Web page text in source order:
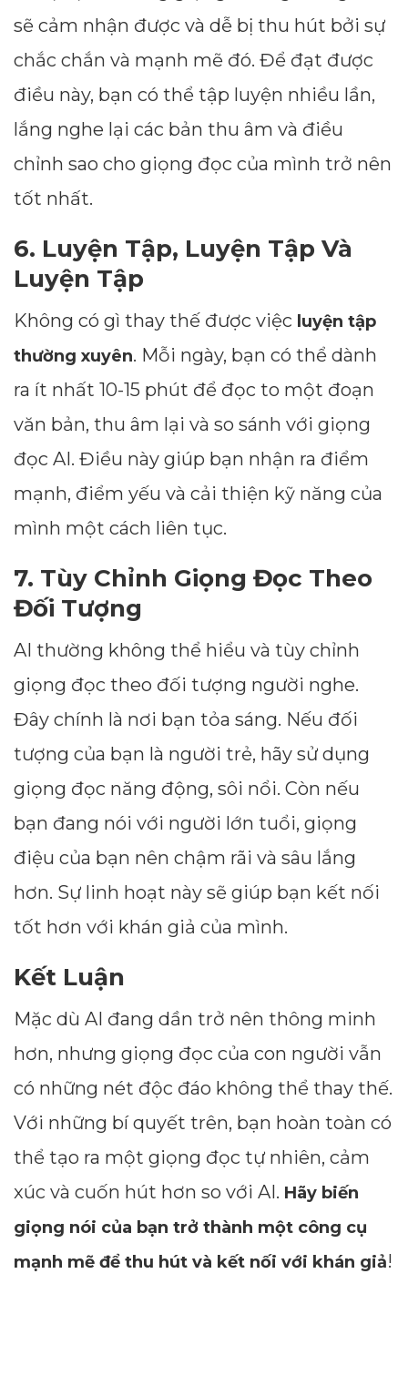
sẽ cảm nhận được và dễ bị thu hút bởi sự
chắc chắn và mạnh mẽ đó. Để đạt được
điều này, bạn có thể tập luyện nhiều lần,
lắng nghe lại các bản thu âm và điều
chỉnh sao cho giọng đọc của mình trở nên
tốt nhất.
6. Luyện Tập, Luyện Tập Và
Luyện Tập
Không có gì thay thế được việc luyện tập
thường xuyên. Mỗi ngày, bạn có thể dành
ra ít nhất 10-15 phút để đọc to một đoạn
văn bản, thu âm lại và so sánh với giọng
đọc AI. Điều này giúp bạn nhận ra điểm
mạnh, điểm yếu và cải thiện kỹ năng của
mình một cách liên tục.
7. Tùy Chỉnh Giọng Đọc Theo
Đối Tượng
AI thường không thể hiểu và tùy chỉnh
giọng đọc theo đối tượng người nghe.
Đây chính là nơi bạn tỏa sáng. Nếu đối
tượng của bạn là người trẻ, hãy sử dụng
giọng đọc năng động, sôi nổi. Còn nếu
bạn đang nói với người lớn tuổi, giọng
điệu của bạn nên chậm rãi và sâu lắng
hơn. Sự linh hoạt này sẽ giúp bạn kết nối
tốt hơn với khán giả của mình.
Kết Luận
Mặc dù AI đang dần trở nên thông minh
hơn, nhưng giọng đọc của con người vẫn
có những nét độc đáo không thể thay thế.
Với những bí quyết trên, bạn hoàn toàn có
thể tạo ra một giọng đọc tự nhiên, cảm
xúc và cuốn hút hơn so với AI. Hãy biến
giọng nói của bạn trở thành một công cụ
mạnh mẽ để thu hút và kết nối với khán giả!